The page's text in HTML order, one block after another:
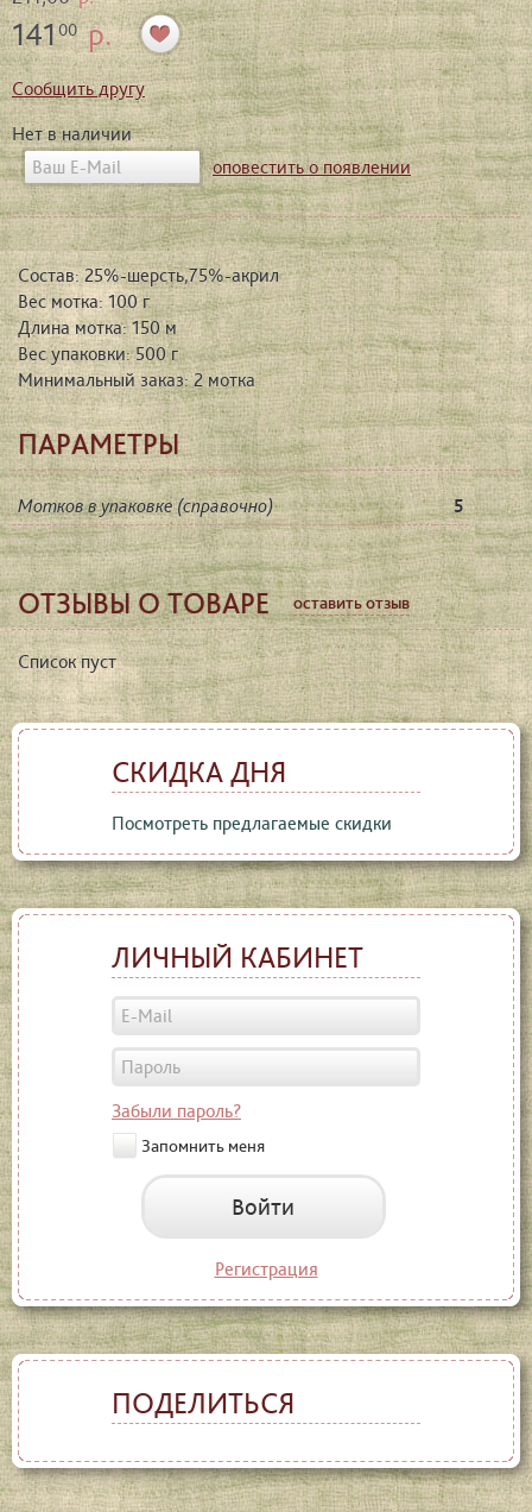
14100р.
Сообщить другу
Нет в наличии
оповестить о появлении
Состав: 25%-шерсть,75%-акрил
Вес мотка: 100 г
Длина мотка: 150 м
Вес упаковки: 500 г
Минимальный заказ: 2 мотка
ПАРАМЕТРЫ
Мотков в упаковке (справочно) 5
ОТЗЫВЫ О ТОВАРЕ оставить отзыв
Список пуст
СКИДКА ДНЯ
Посмотреть предлагаемые скидки
ЛИЧНЫЙ КАБИНЕТ
Забыли пароль?
Запомнить меня
Войти
Регистрация
ПОДЕЛИТЬСЯ